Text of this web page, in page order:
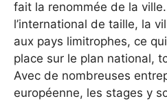
fait la renommée de la
l’international de taille, la
aux pays limitrophes, ce
place sur le plan national,
Avec de nombreuses
européenne, les stages y